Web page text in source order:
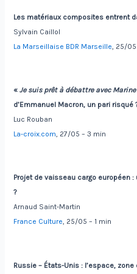
Les matériaux composites entrent
Sylvain Caillol
La Marseillaise BDR Marseille , 25/
« Je suis prêt à débattre avec Marine
d’Emmanuel Macron, un pari risqué
Luc Rouban
La-croix.com, 27/05 – 3 min
Projet de vaisseau cargo européen
?
Arnaud Saint-Martin
France Culture, 25/05 – 1 min
Russie – États-Unis : l’espace,